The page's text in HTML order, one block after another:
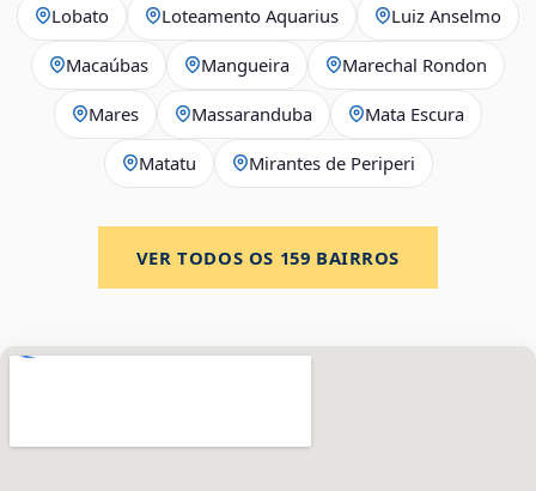
Lobato Loteamento Aquarius Luiz Anselmo
Macaúbas Mangueira Marechal Rondon
Mares Massaranduba Mata Escura
Matatu Mirantes de Periperi
VER TODOS OS 159 BAIRROS